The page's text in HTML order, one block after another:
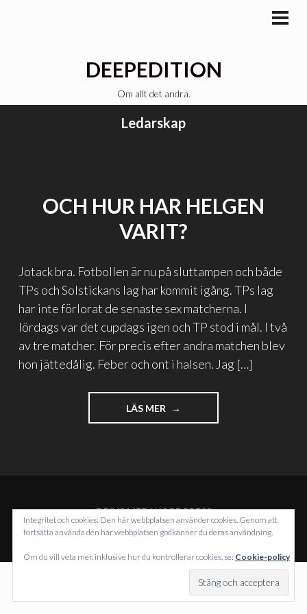
DEEPEDITION
Om allt det andra.
Ledarskap
OCH HUR HAR HELGEN
VARIT?
Jotack bra. Fotbollen är nu på sluttampen och både
TPs och Solstickans lag har kommit igång. TPs lag
har inte förlorat de senaste sex matcherna. I
lördags var det cupdags igen och TP stod i mål. I två
av tre matcher. För precis efter andra matchen blev
hon jättedålig. Feber och ont i halsen. Jag […]
LÄS MER
"OCH
HUR
DRIVS MED WORDPRESS
TEMA: INTERGALACTIC AVWORDPRESS.COM.
Integritet och cookies: Den här webbplatsen använder cookies. Genom att
fortsätta använda den här webbplatsen godkänner du deras användning.
Om du vill veta mer, inklusive hur du kontrollerar cookies, se: Cookie-policy